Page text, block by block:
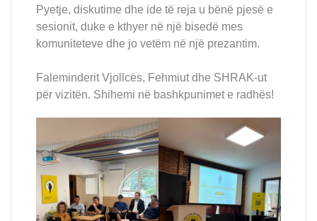
Pyetje, diskutime dhe ide të reja u bënë pjesë e
sesionit, duke e kthyer në një bisedë mes
komuniteteve dhe jo vetëm në një prezantim.
Faleminderit Vjollcës, Fehmiut dhe SHRAK-ut
për vizitën. Shihemi në bashkpunimet e radhës!